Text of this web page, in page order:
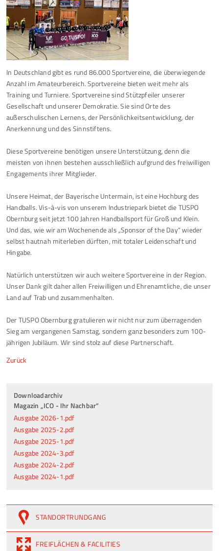
In Deutschland gibt es rund 86.000 Sportvereine, die überwiegende
Anzahl im Amateurbereich. Sportvereine bieten weit mehr als
Training und Turniere. Sportvereine sind Stützpfeiler unserer
Gesellschaft und unserer Demokratie. Sie sind Orte des
außerschulischen Lernens, der Persönlichkeitsentwicklung, der
Anerkennung und des Sinnstiftens.
Diese Sportvereine benötigen unsere Unterstützung, denn die
meisten von ihnen bestehen ausschließlich aufgrund des freiwilligen
Engagements ihrer Mitglieder.
Unsere Heimat, der Bayerische Untermain, ist eine Hochburg des
Handballs. Vis-à-vis von unserem Industriepark bietet die TUSPO
Obernburg seit jetzt 100 Jahren Handballsport für Groß und Klein.
Und das, wie wir am Wochenende als „Sponsor of the Day“ wieder
selbst hautnah miterleben dürften, mit totaler Leidenschaft und
Hingabe.
Natürlich unterstützen wir auch weitere Sportvereine in der Region.
Unser Dank gilt daher allen Freiwilligen und Ehrenamtliche, die unser
Land auf Trab und zusammenhalten.
Der TUSPO Obernburg gratulieren wir nicht nur zum überragenden
Sieg am vergangenen Samstag, sondern ganz besonders zum 100-
jährigen Jubiläum. Wir sind stolz auf diese Partnerschaft.
Zurück
Downloadarchiv
Magazin „ICO - Ihr Nachbar“
Ausgabe 2026-1.pdf
Ausgabe 2025-2.pdf
Ausgabe 2025-1.pdf
Ausgabe 2024-3.pdf
Ausgabe 2024-2.pdf
Ausgabe 2024-1.pdf
STANDORTRUNDGANG
FREIFLÄCHEN & FACILITIES